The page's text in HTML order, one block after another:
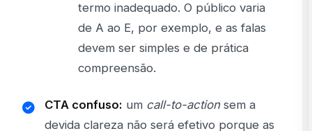
termo inadequado. O público varia
de A ao E, por exemplo, e as falas
devem ser simples e de prática
compreensão.
CTA confuso: um call-to-action sem a
devida clareza não será efetivo porque as